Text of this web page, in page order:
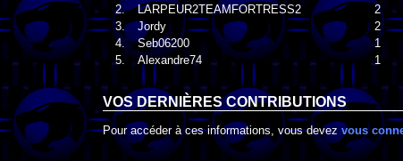
2.
LARPEUR2TEAMFORTRESS2
2
3.
Jordy
2
4.
Seb06200
1
5.
Alexandre74 1
VOS DERNIÈRES CONTRIBUTIONS
Pour accéder à ces informations, vous devez vous